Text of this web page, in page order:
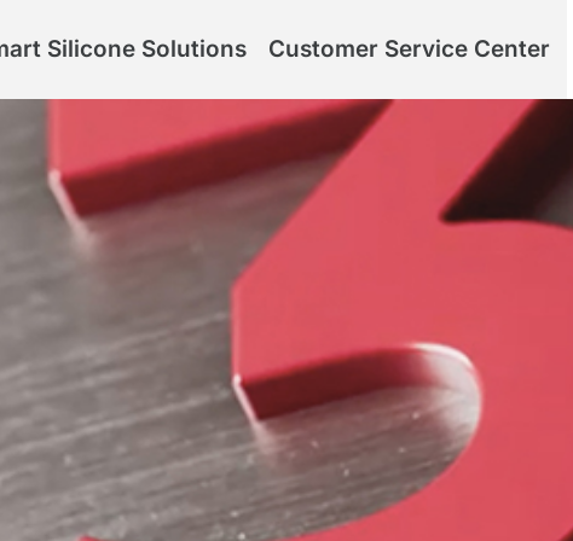
Silicone Solutions Customer Service Center